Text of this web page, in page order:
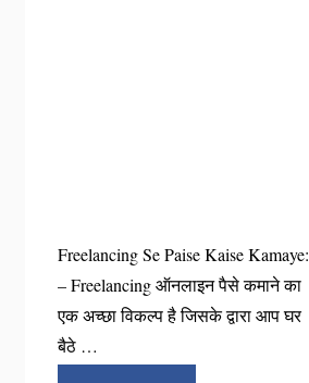
Freelancing Se Paise Kaise Kamaye:
– Freelancing ऑनलाइन पैसे कमाने का
एक अच्छा विकल्प है जिसके द्वारा आप घर
बैठे …